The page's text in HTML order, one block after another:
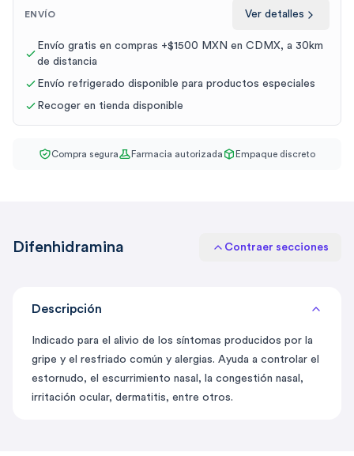
ENVÍO Ver detalles
Envío gratis en compras +$1500 MXN en CDMX, a 30km
de distancia
Envío refrigerado disponible para productos especiales
Recoger en tienda disponible
Compra segura Farmacia autorizada Empaque discreto
Difenhidramina Contraer secciones
Descripción
Indicado para el alivio de los síntomas producidos por la
gripe y el resfriado común y alergias. Ayuda a controlar el
estornudo, el escurrimiento nasal, la congestión nasal,
irritación ocular, dermatitis, entre otros.